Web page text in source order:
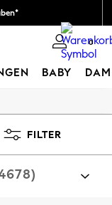
0
BABY
FILTER